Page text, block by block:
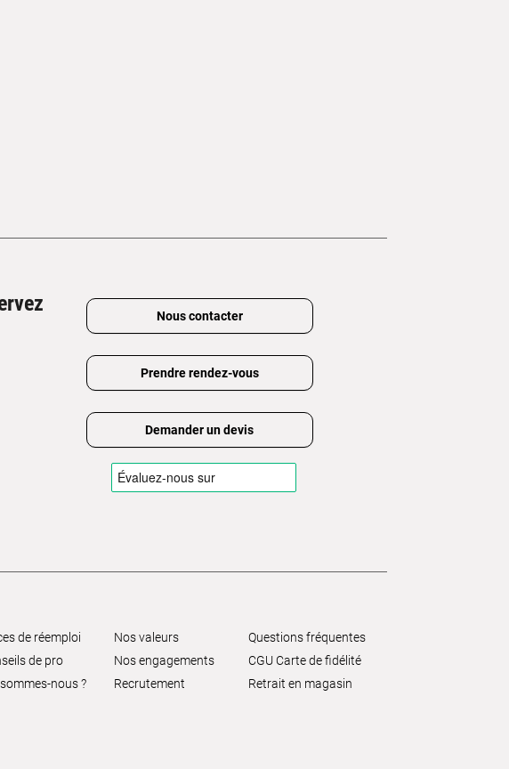
Nous contacter
Prendre rendez-vous
Demander un devis
de réemploi
de pro
nous ?
Nos valeurs
Nos engagements
Recrutement
Questions fréquentes
CGU Carte de fidélité
Retrait en magasin